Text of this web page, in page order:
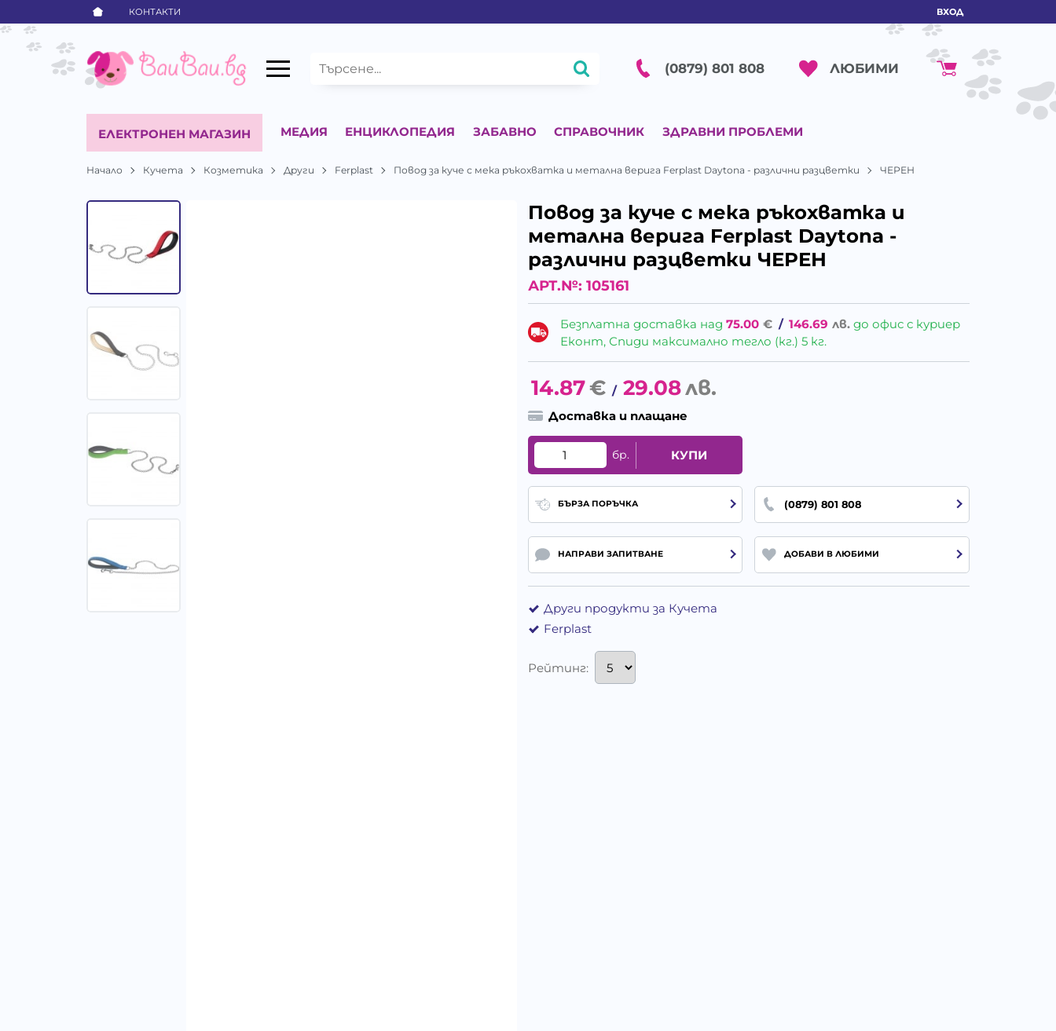
КОНТАКТИ ВХОД
(0879) 801 808 ЛЮБИМИ
ЕЛЕКТРОНЕН МАГАЗИН МЕДИЯ ЕНЦИКЛОПЕДИЯ ЗАБАВНО СПРАВОЧНИК ЗДРАВНИ ПРОБЛЕМИ
Начало Кучета Козметика Други Ferplast Повод за куче с мека ръкохватка и метална верига Ferplast Daytona - различни разцветки ЧЕРЕН
Повод за куче с мека ръкохватка и
метална верига Ferplast Daytona -
различни разцветки ЧЕРЕН
АРТ.№: 105161
Безплатна доставка над75.00 € / 146.69 лв. до офис с куриер
Еконт, Спиди максимално тегло (кг.) 5 кг.
14.87€ / 29.08лв.
Доставка и плащане
бр. КУПИ
БЪРЗА ПОРЪЧКА (0879) 801 808
НАПРАВИ ЗАПИТВАНЕ ДОБАВИ В ЛЮБИМИ
Други продукти за Кучета
Ferplast
Рейтинг: